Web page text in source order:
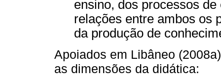
ensino, dos processos
relações entre ambos os
da produção de
Apoiados em Libâneo
as dimensões da didática: